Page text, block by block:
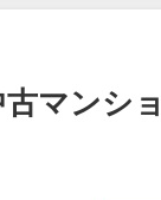
マンシ